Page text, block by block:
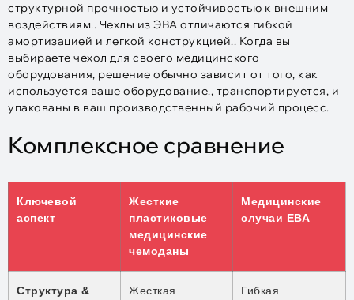
структурной прочностью и устойчивостью к внешним
воздействиям.. Чехлы из ЭВА отличаются гибкой
амортизацией и легкой конструкцией.. Когда вы
выбираете чехол для своего медицинского
оборудования, решение обычно зависит от того, как
используется ваше оборудование., транспортируется, и
упакованы в ваш производственный рабочий процесс.
Комплексное сравнение
Ключевой
аспект
Жесткие
пластиковые
медицинские
чемоданы
Медицинские
случаи ЕВА
Структура &
Жесткая
Гибкая